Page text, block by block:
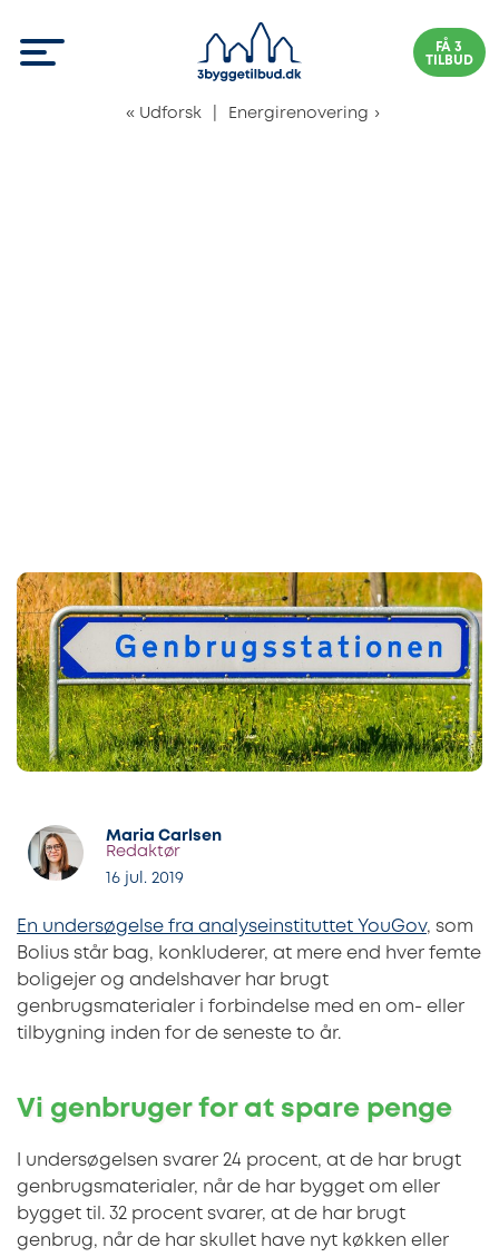
FÅ 3
TILBUD
« Udforsk Energirenovering ›
Maria Carlsen
Redaktør
16 jul. 2019
En undersøgelse fra analyseinstituttet YouGov, som
Bolius står bag, konkluderer, at mere end hver femte
boligejer og andelshaver har brugt
genbrugsmaterialer i forbindelse med en om- eller
tilbygning inden for de seneste to år.
Vi genbruger for at spare penge
I undersøgelsen svarer 24 procent, at de har brugt
genbrugsmaterialer, når de har bygget om eller
bygget til. 32 procent svarer, at de har brugt
genbrug, når de har skullet have nyt køkken eller